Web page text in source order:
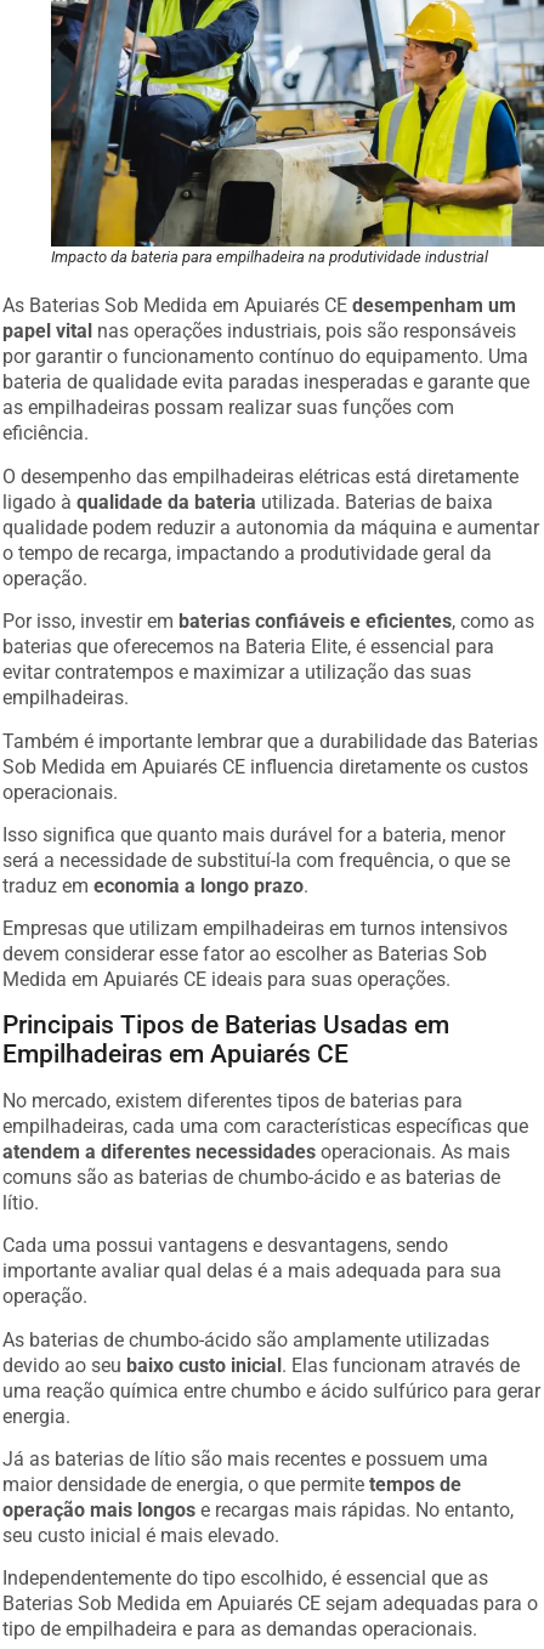
Impacto da bateria para empilhadeira na produtividade industrial
As Baterias Sob Medida em Apuiarés CEdesempenham um
papel vital nas operações industriais, pois são responsáveis
por garantir o funcionamento contínuo do equipamento. Uma
bateria de qualidade evita paradas inesperadas e garante que
as empilhadeiras possam realizar suas funções com
eficiência.
O desempenho das empilhadeiras elétricas está diretamente
ligado àqualidade da bateria utilizada. Baterias de baixa
qualidade podem reduzir a autonomia da máquina e aumentar
o tempo de recarga, impactando a produtividade geral da
operação.
Por isso, investir em baterias confiáveis e eficientes, como as
baterias que oferecemos na Bateria Elite, é essencial para
evitar contratempos e maximizar a utilização das suas
empilhadeiras.
Também é importante lembrar que a durabilidade das Baterias
Sob Medida em Apuiarés CE influencia diretamente os custos
operacionais.
Isso significa que quanto mais durável for a bateria, menor
será a necessidade de substituí-la com frequência, o que se
traduz emeconomia a longo prazo.
Empresas que utilizam empilhadeiras em turnos intensivos
devem considerar esse fator ao escolher as Baterias Sob
Medida em Apuiarés CE ideais para suas operações.
Principais Tipos de Baterias Usadas em
Empilhadeiras em Apuiarés CE
No mercado, existem diferentes tipos de baterias para
empilhadeiras, cada uma com características específicas que
atendem a diferentes necessidades operacionais. As mais
comuns são as baterias de chumbo-ácido e as baterias de
lítio.
Cada uma possui vantagens e desvantagens, sendo
importante avaliar qual delas é a mais adequada para sua
operação.
As baterias de chumbo-ácido são amplamente utilizadas
devido ao seu baixo custo inicial. Elas funcionam através de
uma reação química entre chumbo e ácido sulfúrico para gerar
energia.
Já as baterias de lítio são mais recentes e possuem uma
maior densidade de energia, o que permitetempos de
operação mais longos e recargas mais rápidas. No entanto,
seu custo inicial é mais elevado.
Independentemente do tipo escolhido, é essencial que as
Baterias Sob Medida em Apuiarés CE sejam adequadas para o
tipo de empilhadeira e para as demandas operacionais.